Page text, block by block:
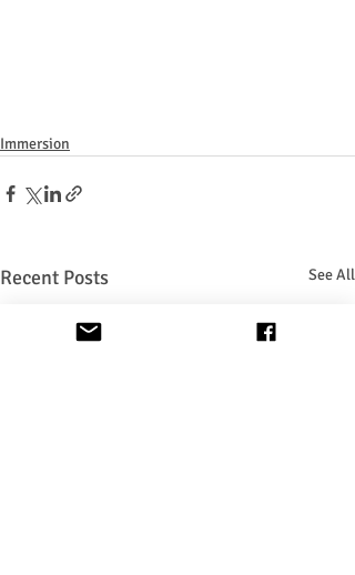
Immersion
Recent Posts See All